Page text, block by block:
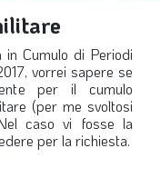
Cumulo di Periodi
vorrei sapere se
per il cumulo
(per me svoltosi
caso vi fosse la
per la richiesta.